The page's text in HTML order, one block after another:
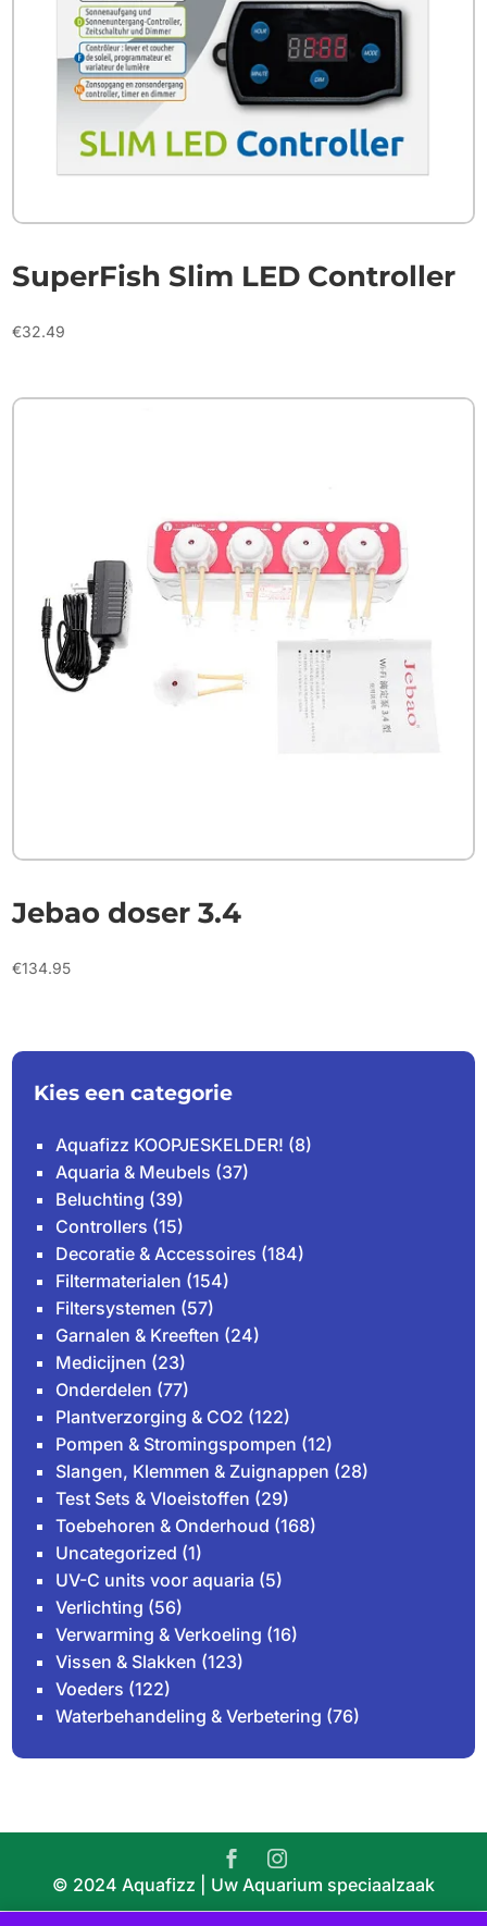
SuperFish Slim LED Controller
€32.49
Jebao doser 3.4
€134.95
Kies een categorie
Aquafizz KOOPJESKELDER! (8)
Aquaria & Meubels (37)
Beluchting (39)
Controllers (15)
Decoratie & Accessoires (184)
Filtermaterialen (154)
Filtersystemen (57)
Garnalen & Kreeften (24)
Medicijnen (23)
Onderdelen (77)
Plantverzorging & CO2 (122)
Pompen & Stromingspompen (12)
Slangen, Klemmen & Zuignappen (28)
Test Sets & Vloeistoffen (29)
Toebehoren & Onderhoud (168)
Uncategorized (1)
UV-C units voor aquaria (5)
Verlichting (56)
Verwarming & Verkoeling (16)
Vissen & Slakken (123)
Voeders (122)
Waterbehandeling & Verbetering (76)
© 2024 Aquafizz | Uw Aquarium speciaalzaak